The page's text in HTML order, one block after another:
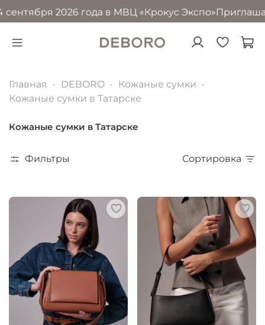
2026 года в МВЦ «Крокус Экспо»Приглашаем
Главная DEBORO
Кожаные сумки
Кожаные сумки в Татарске
Кожаные сумки в Татарске
Фильтры Сортировка